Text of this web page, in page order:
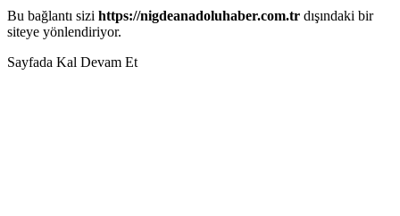
Bu bağlantı sizi https://nigdeanadoluhaber.com.tr dışındaki bir
siteye yönlendiriyor.
Sayfada Kal Devam Et